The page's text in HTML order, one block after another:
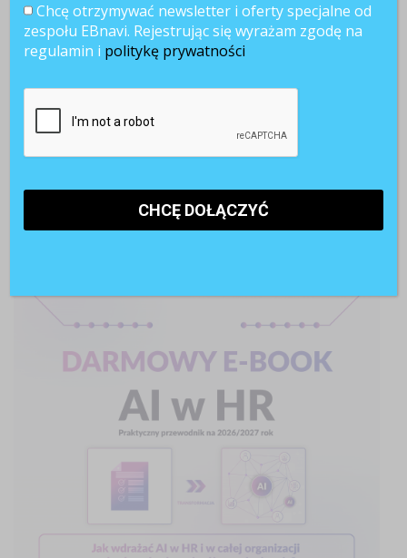
Najnowsze artykuły
Paraliż decyzyjny w firmach. Dlaczego ostrożność hamuje
Pracownicy 45+. Czy firmy są gotowe na starzejące się
AI w rekrutacji. 74% kandydatów korzysta ze sztucznej
POLECANE RAPORTY
Chcę otrzymywać newsletter i oferty specjalne od
zespołu EBnavi. Rejestrując się wyrażam zgodę na
regulamin i politykę prywatności